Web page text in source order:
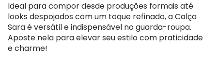
Ideal para compor desde produções formais até
looks despojados com um toque refinado, a Calça
Sara é versátil e indispensável no guarda-roupa.
Aposte nela para elevar seu estilo com praticidade
e charme!